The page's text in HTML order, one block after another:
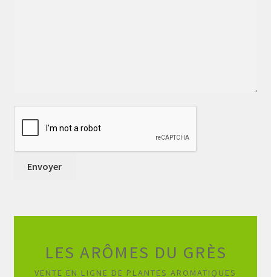
LES ARÔMES DU GRÈS
VENTE EN LIGNE DE PLANTES AROMATIQUES